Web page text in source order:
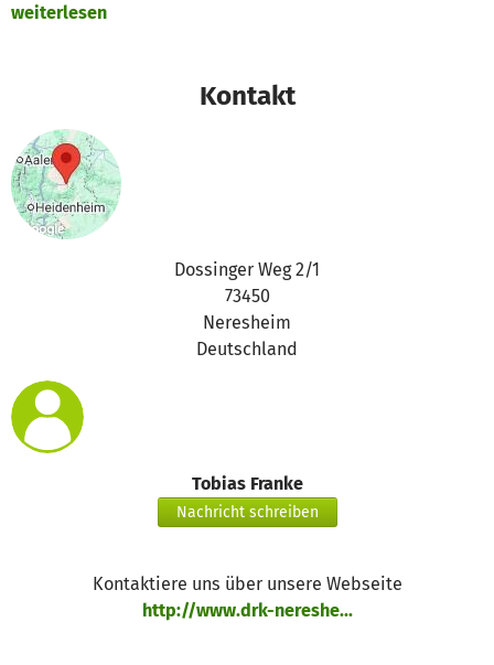
weiterlesen
Kontakt
Dossinger Weg 2/1
73450
Neresheim
Deutschland
Tobias Franke
Nachricht schreiben
Kontaktiere uns über unsere Webseite
http://www.drk-nereshe...